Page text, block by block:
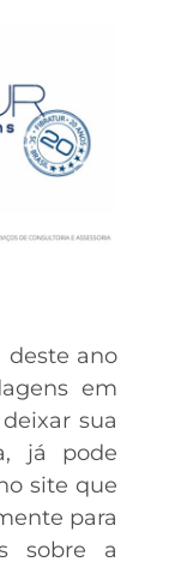
deste ano
em
sua
já pode
site que
para
sobre a